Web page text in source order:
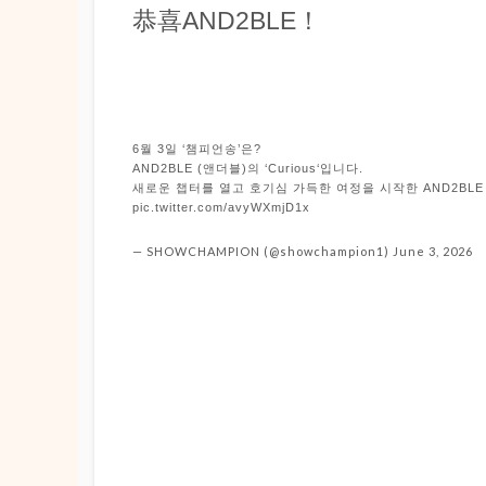
恭喜AND2BLE！
6월 3일 ‘챔피언송’은?
AND2BLE (앤더블)의 ‘Curious‘입니다.
새로운 챕터를 열고 호기심 가득한 여정을 시작한
pic.twitter.com/avyWXmjD1x
— SHOWCHAMPION (@showchampion1) June 3, 2026